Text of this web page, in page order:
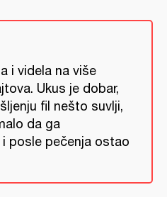
i videla na više
Ukus je dobar,
fil nešto suvlji,
da ga
posle pečenja ostao